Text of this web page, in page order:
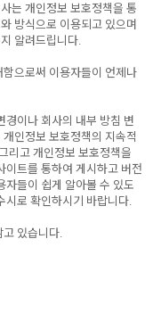
는 개인정보 보호정책을 통
방식으로 이용되고 있으며
알려드립니다.
으로써 이용자들이 언제나
경이나 회사의 내부 방침 변
인정보 보호정책의 지속적
리고 개인정보 보호정책을
이트를 통하여 게시하고 버전
자들이 쉽게 알아볼 수 있도
로 확인하시기 바랍니다.
있습니다.